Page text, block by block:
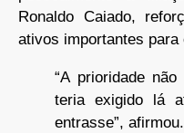
Ronaldo Caiado,
ativos importantes para
“A prioridade
teria exigido lá
entrasse”, afirmou.